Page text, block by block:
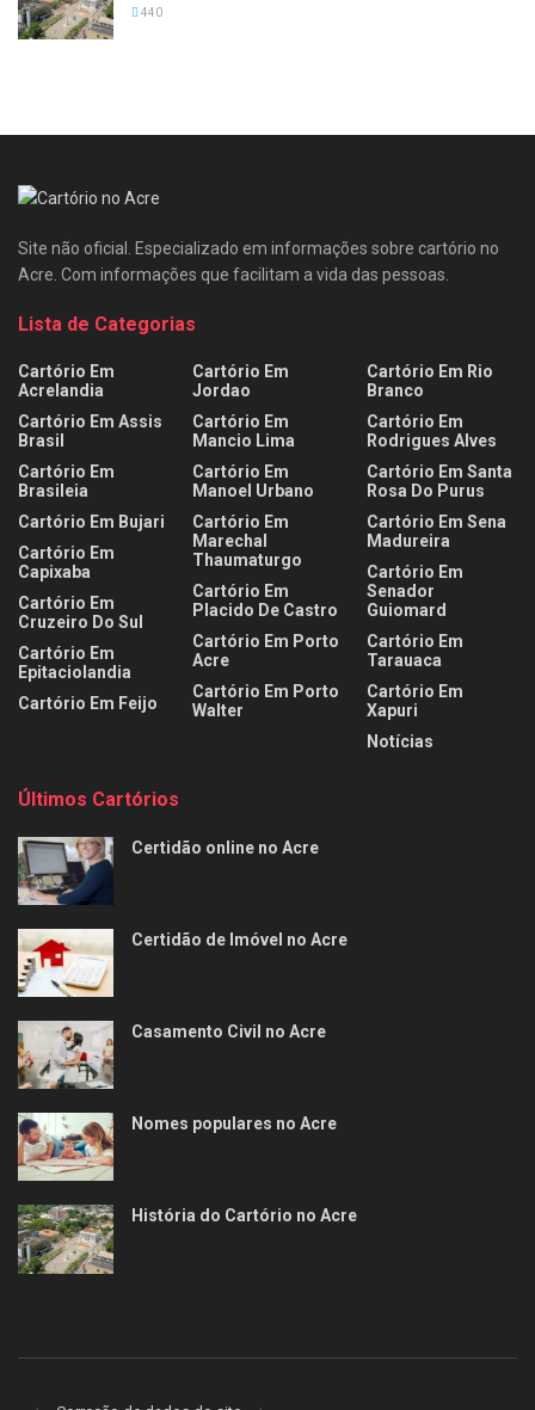
440
Site não oficial. Especializado em informações sobre cartório no
Acre. Com informações que facilitam a vida das pessoas.
Lista de Categorias
Cartório Em
Acrelandia
Cartório Em Assis
Brasil
Cartório Em
Brasileia
Cartório Em Bujari
Cartório Em
Capixaba
Cartório Em
Cruzeiro Do Sul
Cartório Em
Epitaciolandia
Cartório Em Feijo
Cartório Em
Jordao
Cartório Em
Mancio Lima
Cartório Em
Manoel Urbano
Cartório Em
Marechal
Thaumaturgo
Cartório Em
Placido De Castro
Cartório Em Porto
Acre
Cartório Em Porto
Walter
Cartório Em Rio
Branco
Cartório Em
Rodrigues Alves
Cartório Em Santa
Rosa Do Purus
Cartório Em Sena
Madureira
Cartório Em
Senador
Guiomard
Cartório Em
Tarauaca
Cartório Em
Xapuri
Notícias
Últimos Cartórios
Certidão online no Acre
Certidão de Imóvel no Acre
Casamento Civil no Acre
Nomes populares no Acre
História do Cartório no Acre